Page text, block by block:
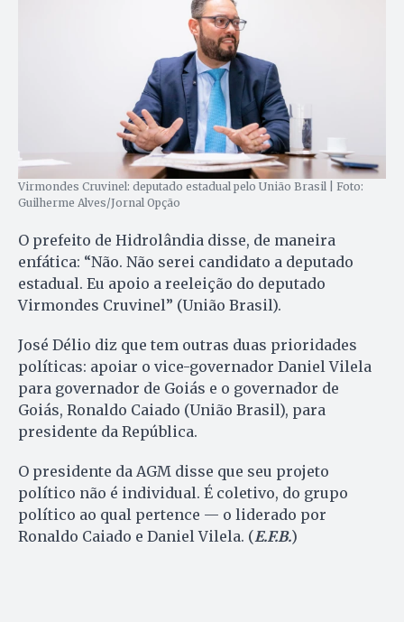
Virmondes Cruvinel: deputado estadual pelo União Brasil | Foto:
Guilherme Alves/Jornal Opção
O prefeito de Hidrolândia disse, de maneira
enfática: “Não. Não serei candidato a deputado
estadual. Eu apoio a reeleição do deputado
Virmondes Cruvinel” (União Brasil).
José Délio diz que tem outras duas prioridades
políticas: apoiar o vice-governador Daniel Vilela
para governador de Goiás e o governador de
Goiás, Ronaldo Caiado (União Brasil), para
presidente da República.
O presidente da AGM disse que seu projeto
político não é individual. É coletivo, do grupo
político ao qual pertence — o liderado por
Ronaldo Caiado e Daniel Vilela. (E.F.B.)